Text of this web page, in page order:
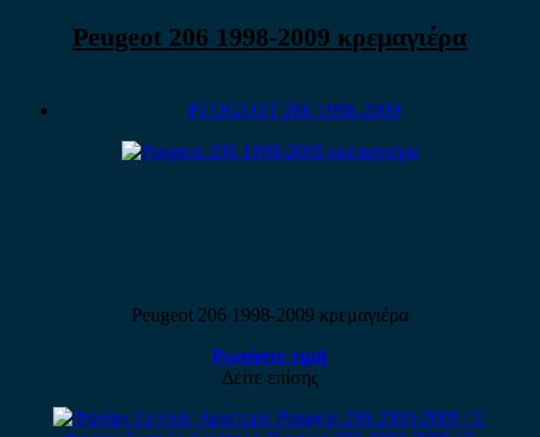
Peugeot 206 1998-2009 κρεμαγιέρα
PEUGEOT 206 1998-2009
Peugeot 206 1998-2009 κρεμαγιέρα
Ρωτήστε τιμή
Δείτε επίσης